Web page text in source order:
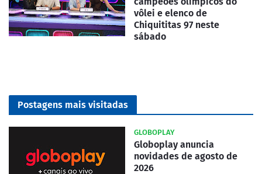
vôlei e elenco de
Chiquititas 97 neste
sábado
Postagens mais visitadas
GLOBOPLAY
Globoplay anuncia
novidades de agosto de
2026